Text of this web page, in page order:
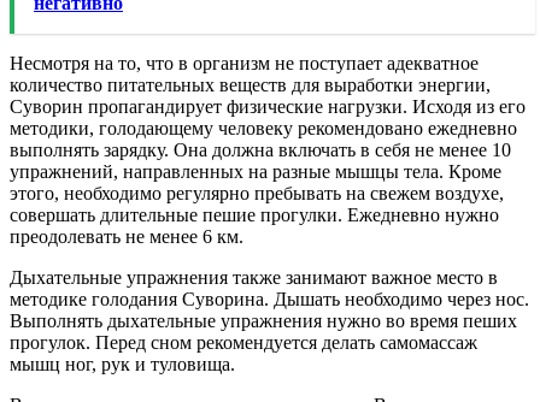
Несмотря на то, что в организм не поступает адекватное
количество питательных веществ для выработки энергии,
Суворин пропагандирует физические нагрузки. Исходя из его
методики, голодающему человеку рекомендовано ежедневно
выполнять зарядку. Она должна включать в себя не менее 10
упражнений, направленных на разные мышцы тела. Кроме
этого, необходимо регулярно пребывать на свежем воздухе,
совершать длительные пешие прогулки. Ежедневно нужно
преодолевать не менее 6 км.
Дыхательные упражнения также занимают важное место в
методике голодания Суворина. Дышать необходимо через нос.
Выполнять дыхательные упражнения нужно во время пеших
прогулок. Перед сном рекомендуется делать самомассаж
мышц ног, рук и туловища.